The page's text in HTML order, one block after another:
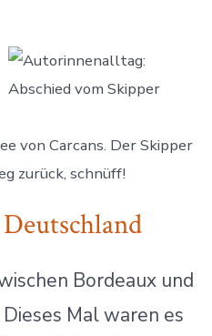
von Carcans. Der Skipper
zurück, schnüff!
Bordeaux und
Mal waren es